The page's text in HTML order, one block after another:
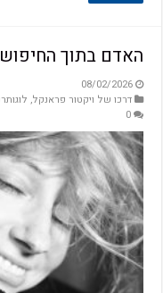
האדם בתוך
08/02/2026
דרכו של ויקטור פראנקל,
0